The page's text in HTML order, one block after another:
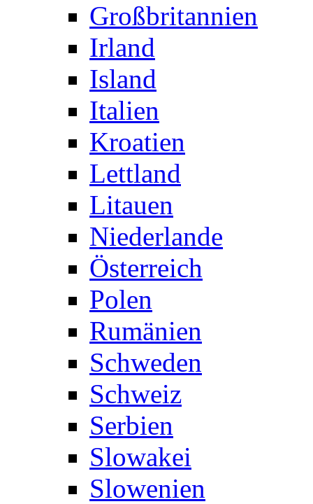
Großbritannien
Irland
Island
Italien
Kroatien
Lettland
Litauen
Niederlande
Österreich
Polen
Rumänien
Schweden
Schweiz
Serbien
Slowakei
Slowenien